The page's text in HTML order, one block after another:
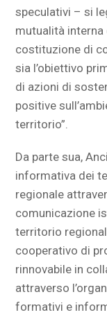
speculativi – si
mutualità interna
costituzione di
sia l’obiettivo
di azioni di
positive
territorio”.
Da parte sua,
informativa dei
regionale
comunicazione
territorio
cooperativo di
rinnovabile in
attraverso
formativi e